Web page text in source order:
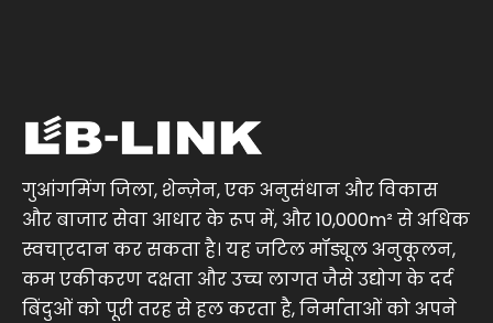
गुआंगमिंग जिला, शेन्ज़ेन, एक अनुसंधान और विकास
और बाजार सेवा आधार के रूप में, और 10,000m² से अधिक
स्वचा्रदान कर सकता है। यह जटिल मॉड्यूल अनुकूलन,
कम एकीकरण दक्षता और उच्च लागत जैसे उद्योग के दर्द
बिंदुओं को पूरी तरह से हल करता है, निर्माताओं को अपने